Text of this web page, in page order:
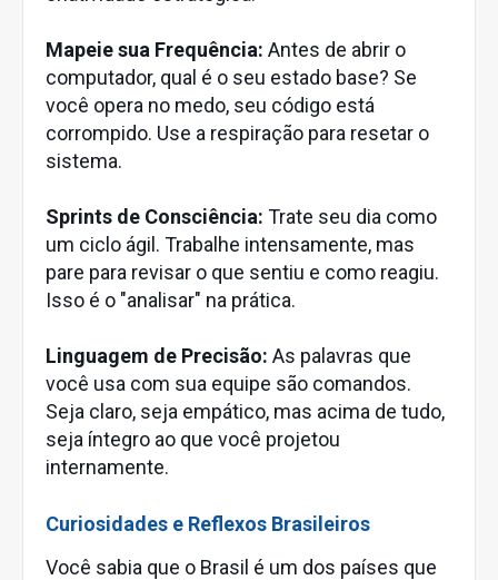
Mapeie sua Frequência: Antes de abrir o
computador, qual é o seu estado base? Se
você opera no medo, seu código está
corrompido. Use a respiração para resetar o
sistema.
Sprints de Consciência: Trate seu dia como
um ciclo ágil. Trabalhe intensamente, mas
pare para revisar o que sentiu e como reagiu.
Isso é o "analisar" na prática.
Linguagem de Precisão: As palavras que
você usa com sua equipe são comandos.
Seja claro, seja empático, mas acima de tudo,
seja íntegro ao que você projetou
internamente.
Curiosidades e Reflexos Brasileiros
Você sabia que o Brasil é um dos países que